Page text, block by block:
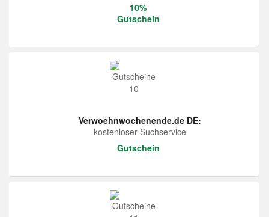
10%
Gutschein
Verwoehnwochenende.de DE:
kostenloser Suchservice
Gutschein